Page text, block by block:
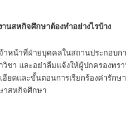
นสหกิจศึกษาต้องทำอย่างไรบ้าง
หน้าที่ฝ่ายบุคคลในสถานประกอบก
า และอย่าลืมแจ้งให้ผู้ปกครองทรา
ยดและขั้นตอนการเรียกร้องค่ารัก
าสหกิจศึกษา